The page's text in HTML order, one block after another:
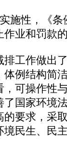
性，《条
业和罚款
工作做出
例结构简
可操作性
国家环境
要求，采
民生、民